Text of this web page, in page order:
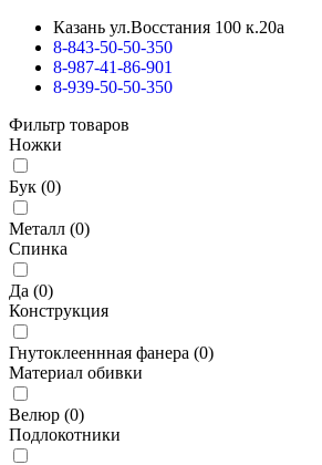
Казань ул.Восстания 100 к.20а
8-843-50-50-350
8-987-41-86-901
8-939-50-50-350
Фильтр товаров
Ножки
Бук (0)
Металл (0)
Спинка
Да (0)
Конструкция
Гнутоклееннная фанера (0)
Материал обивки
Велюр (0)
Подлокотники